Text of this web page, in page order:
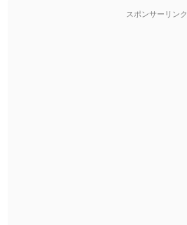
スポンサーリンク